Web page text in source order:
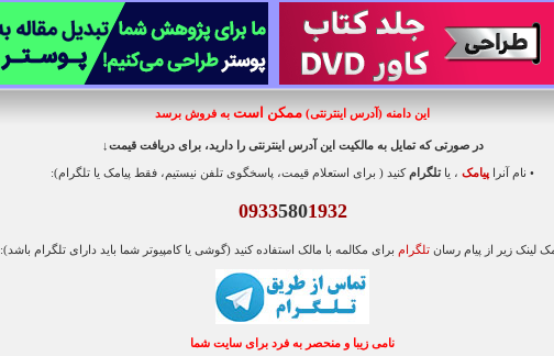
این دامنه (آدرس اینترنتی)ممکن است به فروش برسد
در صورتی که تمایل به مالکیت این آدرس اینترنتی را دارید، برای دریافت قیمت ↓
• نام آنرا پیامک ، یاتلگرام کنید ( برای استعلام قیمت، پاسخگوی تلفن نیستیم، فقط پیامک یا تلگرام):
09335801932
لینک زیر از پیام رسان تلگرام برای مکالمه با مالک استفاده کنید (گوشی یا کامپیوتر شما باید دارای تلگرام باشد):
نامی زیبا و منحصر به فرد برای سایت شما